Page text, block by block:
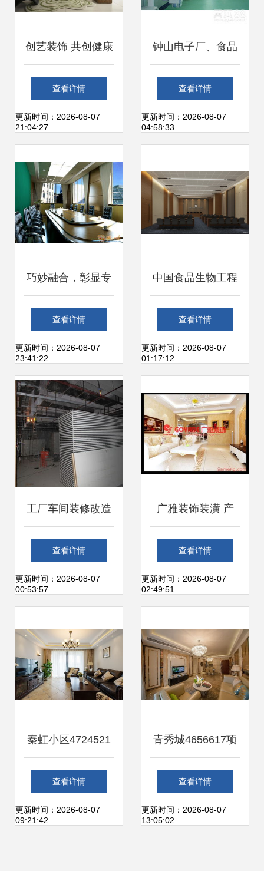
创艺装饰 共创健康
品质，打造绿色生
活新标杆
查看详情
更新时间：2026-08-07
21:04:27
钟山电子厂、食品
厂与制药厂净化工
程装修的价值解析
查看详情
更新时间：2026-08-07
04:58:33
巧妙融合，彰显专
业——工厂产品陈
列室及会议洽谈室
装饰装修工程浅析
查看详情
更新时间：2026-08-07
23:41:22
中国食品生物工程
研发总部基地 科技
与人文融合的现代
查看详情
更新时间：2026-08-07
01:17:12
工厂车间装修改造
与翻新升级工程 防
火隔热与装饰装修
查看详情
更新时间：2026-08-07
00:53:57
广雅装饰装潢 产
品、形象与加盟模
式解析
查看详情
更新时间：2026-08-07
02:49:51
秦虹小区4724521
美全装饰的精工品
质与家装艺术
查看详情
更新时间：2026-08-07
09:21:42
青秀城4656617项
目 金仕捷装饰打造
品质家居新典范
查看详情
更新时间：2026-08-07
13:05:02